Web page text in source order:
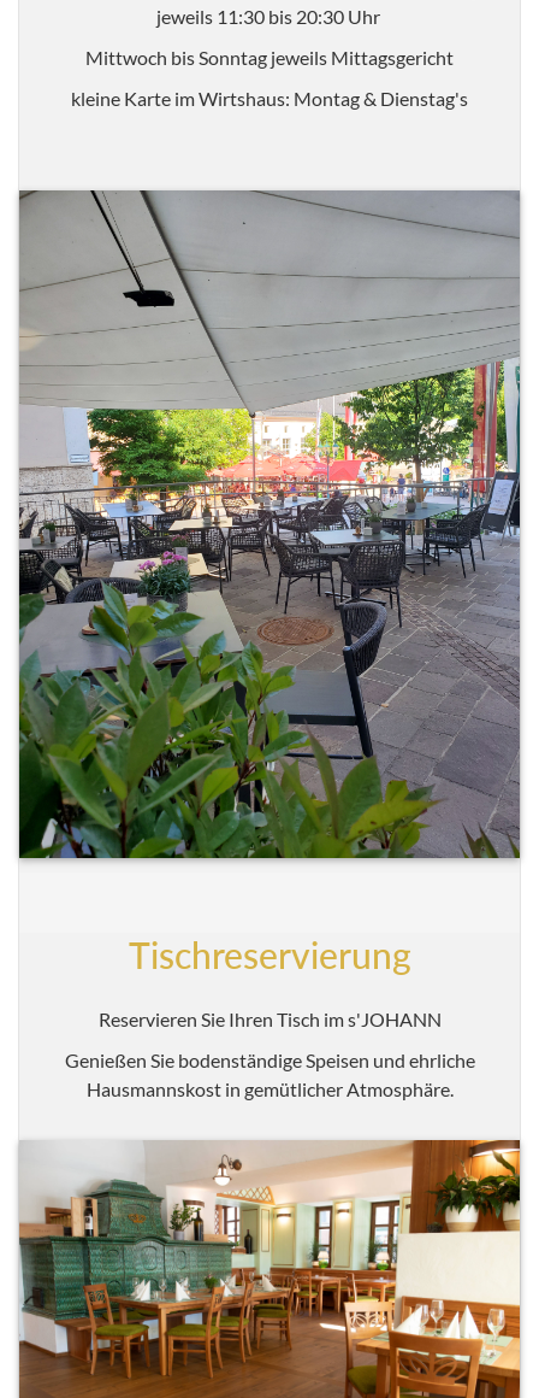
jeweils 11:30 bis 20:30 Uhr
Mittwoch bis Sonntag jeweils Mittagsgericht
kleine Karte im Wirtshaus: Montag & Dienstag's
Tischreservierung
Reservieren Sie Ihren Tisch im s'JOHANN
Genießen Sie bodenständige Speisen und ehrliche
Hausmannskost in gemütlicher Atmosphäre.